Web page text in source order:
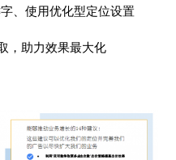
、使用优化型定位设置
，助力效果最大化